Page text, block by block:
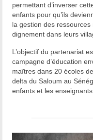
permettant d’inverser
enfants pour qu’ils
la gestion des
dignement dans leurs
L’objectif du partenariat
campagne d’éducation
maîtres dans 20 écoles
delta du Saloum au
enfants et les enseignants.